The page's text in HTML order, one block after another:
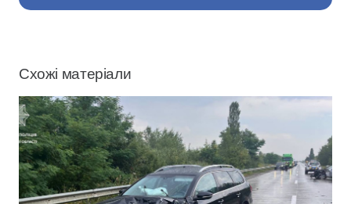
Схожі матеріали